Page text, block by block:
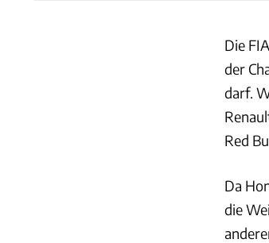
Die
der
darf.
Red
Da
die